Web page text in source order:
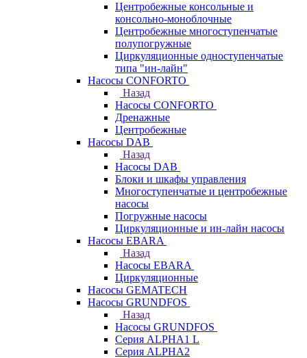
Центробежные консольные и
консольно-моноблочные
Центробежные многоступенчатые
полупогружные
Циркуляционные одноступенчатые
типа "ин-лайн"
Насосы CONFORTO
Назад
Насосы CONFORTO
Дренажные
Центробежные
Насосы DAB
Назад
Насосы DAB
Блоки и шкафы управления
Многоступенчатые и центробежные
насосы
Погружные насосы
Циркуляционные и ин-лайн насосы
Насосы EBARA
Назад
Насосы EBARA
Циркуляционные
Насосы GEMATECH
Насосы GRUNDFOS
Назад
Насосы GRUNDFOS
Серия ALPHA1 L
Серия ALPHA2